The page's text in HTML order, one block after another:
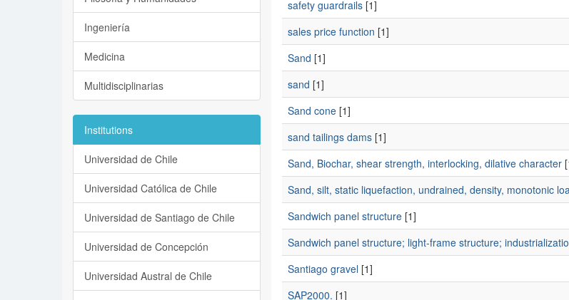
safety guardrails[1]
sales price function [1]
Sand [1]
sand [1]
Sand cone[1]
sand tailings dams[1]
Sand, Biochar, shear strength, interlocking, dilative character
Sand, silt, static liquefaction, undrained, density, monotonic
Sandwich panel structure[1]
Sandwich panel structure; light-frame structure;
Santiago gravel[1]
SAP2000. [1]
Ingeniería
Medicina
Multidisciplinarias
Institutions
Universidad de Chile
Universidad Católica de Chile
Universidad de Santiago de Chile
Universidad de Concepción
Universidad Austral de Chile